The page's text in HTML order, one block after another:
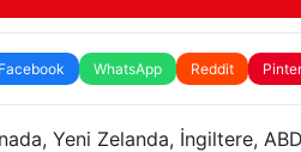
Facebook WhatsApp Reddit
Yeni Zelanda, İngiltere,